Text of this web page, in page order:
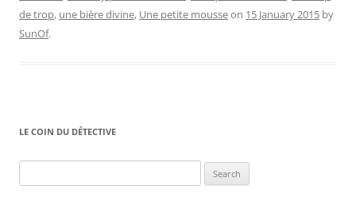
de trop, une bière divine, Une petite mousseon 15 January 2015 by
SunOf.
LE COIN DU DÉTECTIVE
for: